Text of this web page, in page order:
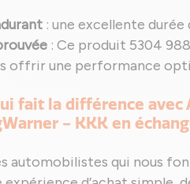
: une excellente
: Ce produit 5304
offrir une performance
fait la différence avec
- KKK en
automobilistes qui nous